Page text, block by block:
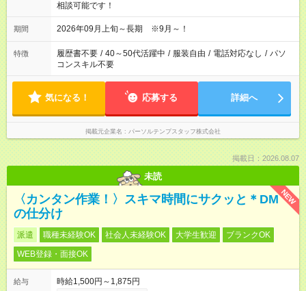
相談可能です！
期間 2026年09月上旬～長期 ※9月～！
特徴 履歴書不要 / 40～50代活躍中 / 服装自由 / 電話対応なし / パソ
コンスキル不要
気になる！ 応募する 詳細へ
掲載元企業名 パーソルテンプスタッフ株式会社
掲載日：2026.08.07
未読
NEW
〈カンタン作業！〉スキマ時間にサクッと＊DM
の仕分け
派遣 職種未経験OK 社会人未経験OK 大学生歓迎
ブランクOK
WEB登録・面接OK
給与
時給1,500円～1,875円